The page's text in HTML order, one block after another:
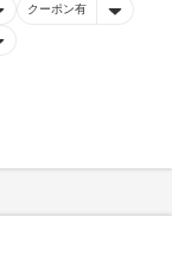
クーポン有